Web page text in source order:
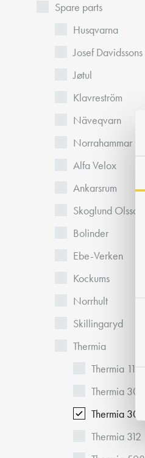
k
s
v
Spare parts
Husqvarna
Josef Davidssons
Jøtul
Klavreström
Näveqvarn
Norrahammar
Alfa Velox
Ankarsrum
Skoglund Olsson
Bolinder
Ebe-Verken
Kockums
Norrhult
Skillingaryd
Thermia
Thermia 115
Thermia 306
Thermia 308
Thermia 312